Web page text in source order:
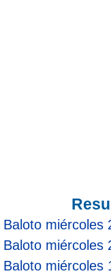
Baloto miércoles
Baloto miércoles
Baloto miércoles